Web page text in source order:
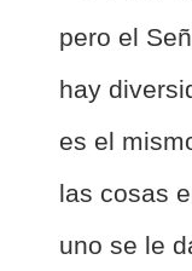
pero el
hay
es el
las cosas
uno se le